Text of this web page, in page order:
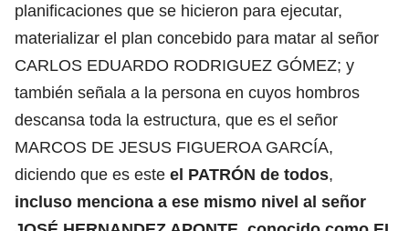
planificaciones que se hicieron para ejecutar,
materializar el plan concebido para matar al señor
CARLOS EDUARDO RODRIGUEZ GÓMEZ; y
también señala a la persona en cuyos hombros
descansa toda la estructura, que es el señor
MARCOS DE JESUS FIGUEROA GARCÍA,
diciendo que es este el PATRÓN de todos,
incluso menciona a ese mismo nivel al señor